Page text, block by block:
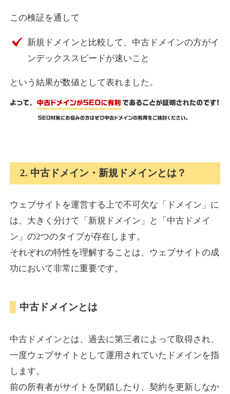
詳細を見る
DA38 外部リンク数
10,800円 入札 0件
詳細を見る
fukuoka-marathon.com
torigirl-movie.com
ジャンルその他
DA38 外部リンク数 383 ドメイン年齢10年
10,800円 入札 0件
vrnvroomn.com
ジャンル通販
DA
10,800円 入札 0件
この検証を通して
新規ドメインと比較して、中古ドメインの方がイ
ンデックススピードが速いこと
という結果が数値として表れました。
2. 中古ドメイン・新規ドメインとは？
ウェブサイトを運営する上で不可欠な「ドメイン」に
は、大きく分けて「新規ドメイン」と「中古ドメイ
ン」の2つのタイプが存在します。
それぞれの特性を理解することは、ウェブサイトの成
功において非常に重要です。
中古ドメインとは
中古ドメインとは、過去に第三者によって取得され、
一度ウェブサイトとして運用されていたドメインを指
します。
前の所有者がサイトを閉鎖したり、契約を更新しなか